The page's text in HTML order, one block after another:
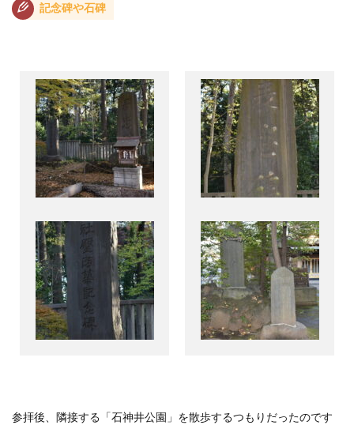
記念碑や石碑
参拝後、隣接する「石神井公園」を散歩するつもりだったのです